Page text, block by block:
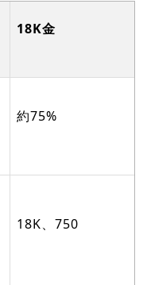
18K金
約75%
18K、 750